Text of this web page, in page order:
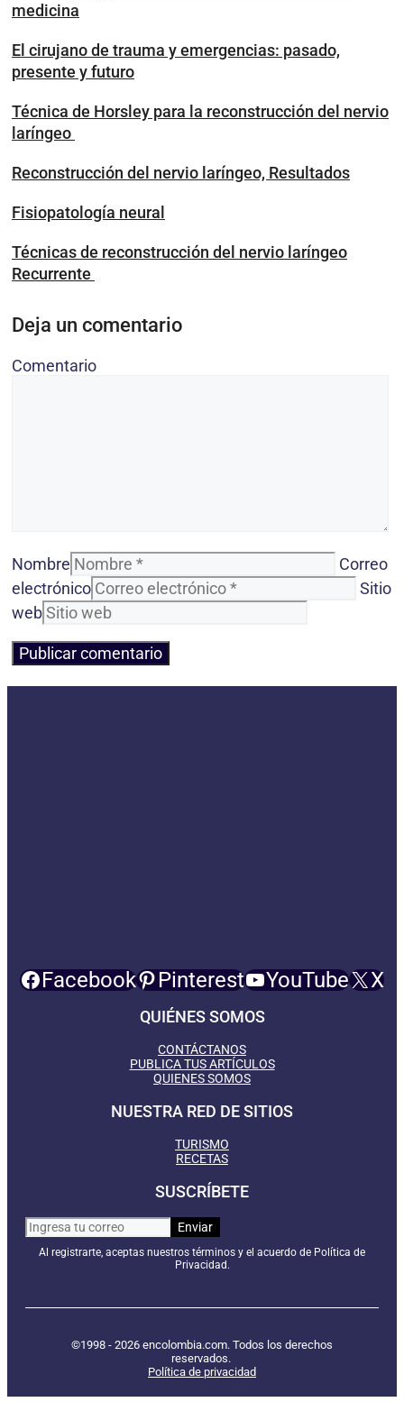
medicina
El cirujano de trauma y emergencias: pasado,
presente y futuro
Técnica de Horsley para la reconstrucción del nervio
laríngeo
Reconstrucción del nervio laríngeo, Resultados
Fisiopatología neural
Técnicas de reconstrucción del nervio laríngeo
Recurrente
Deja un comentario
Comentario
Nombre
Correo
electrónico
Sitio
web
Facebook Pinterest YouTube X
QUIÉNES SOMOS
CONTÁCTANOS
PUBLICA TUS ARTÍCULOS
QUIENES SOMOS
NUESTRA RED DE SITIOS
TURISMO
RECETAS
SUSCRÍBETE
Al registrarte, aceptas nuestros términos y el acuerdo de Política de
Privacidad.
©1998 - 2026 encolombia.com. Todos los derechos
reservados.
Política de privacidad